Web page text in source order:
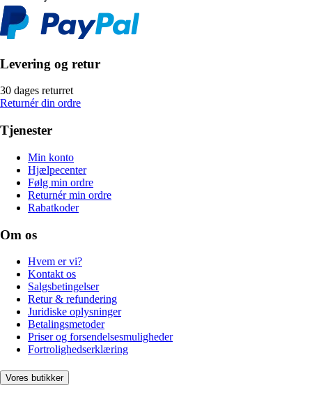
Levering og retur
30 dages returret
Returnér din ordre
Tjenester
Min konto
Hjælpecenter
Følg min ordre
Returnér min ordre
Rabatkoder
Om os
Hvem er vi?
Kontakt os
Salgsbetingelser
Retur & refundering
Juridiske oplysninger
Betalingsmetoder
Priser og forsendelsesmuligheder
Fortrolighedserklæring
Vores butikker